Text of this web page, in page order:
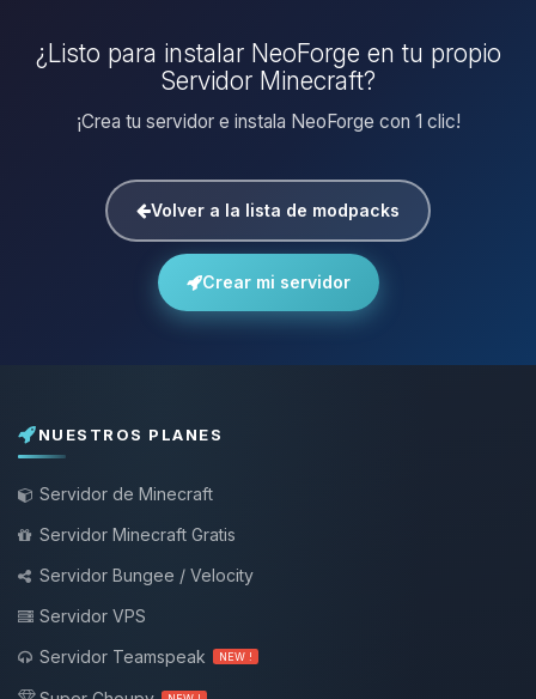
¿Listo para instalar NeoForge en tu propio
Servidor Minecraft?
¡Crea tu servidor e instala NeoForge con 1 clic!
Volver a la lista de modpacks
Crear mi servidor
NUESTROS PLANES
Servidor de Minecraft
Servidor Minecraft Gratis
Servidor Bungee / Velocity
Servidor VPS
Servidor Teamspeak
NEW !